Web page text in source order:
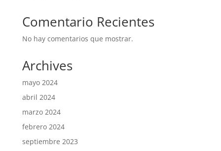
Comentario Recientes
No hay comentarios que mostrar.
Archives
mayo 2024
abril 2024
marzo 2024
febrero 2024
septiembre 2023